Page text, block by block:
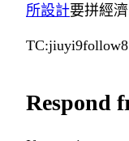
所設計要拼經
TC:jiuyi9follow8
Respond